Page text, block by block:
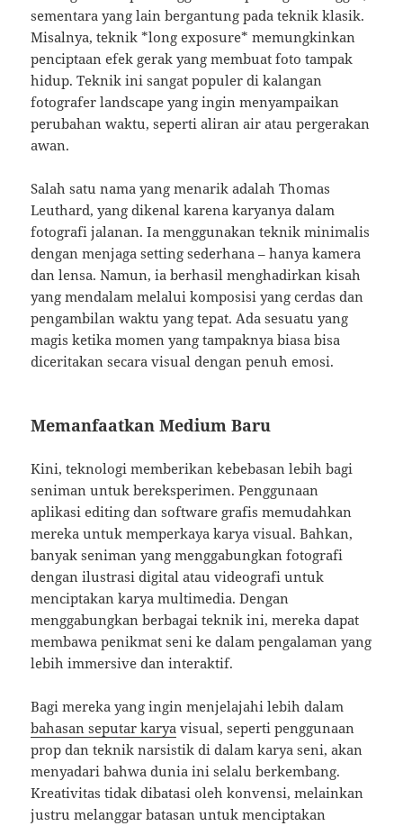
sementara yang lain bergantung pada teknik klasik.
Misalnya, teknik *long exposure* memungkinkan
penciptaan efek gerak yang membuat foto tampak
hidup. Teknik ini sangat populer di kalangan
fotografer landscape yang ingin menyampaikan
perubahan waktu, seperti aliran air atau pergerakan
awan.
Salah satu nama yang menarik adalah Thomas
Leuthard, yang dikenal karena karyanya dalam
fotografi jalanan. Ia menggunakan teknik minimalis
dengan menjaga setting sederhana – hanya kamera
dan lensa. Namun, ia berhasil menghadirkan kisah
yang mendalam melalui komposisi yang cerdas dan
pengambilan waktu yang tepat. Ada sesuatu yang
magis ketika momen yang tampaknya biasa bisa
diceritakan secara visual dengan penuh emosi.
Memanfaatkan Medium Baru
Kini, teknologi memberikan kebebasan lebih bagi
seniman untuk bereksperimen. Penggunaan
aplikasi editing dan software grafis memudahkan
mereka untuk memperkaya karya visual. Bahkan,
banyak seniman yang menggabungkan fotografi
dengan ilustrasi digital atau videografi untuk
menciptakan karya multimedia. Dengan
menggabungkan berbagai teknik ini, mereka dapat
membawa penikmat seni ke dalam pengalaman yang
lebih immersive dan interaktif.
Bagi mereka yang ingin menjelajahi lebih dalam
bahasan seputar karya visual, seperti penggunaan
prop dan teknik narsistik di dalam karya seni, akan
menyadari bahwa dunia ini selalu berkembang.
Kreativitas tidak dibatasi oleh konvensi, melainkan
justru melanggar batasan untuk menciptakan